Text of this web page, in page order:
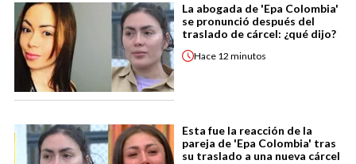
La abogada de 'Epa Colombia'
se pronunció después del
traslado de cárcel: ¿qué dijo?
Hace 12 minutos
Esta fue la reacción de la
pareja de 'Epa Colombia' tras
su traslado a una nueva cárcel